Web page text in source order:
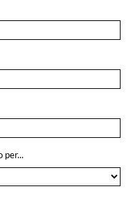
per...